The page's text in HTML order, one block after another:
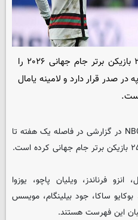
شبکه NBC Sports فهرست ۲۵ بازیکن برتر جام جهانی ۲۰۲۶ را
در صدر قرار دارد و لامینه یامال
؛ NBC در گزارشی در فاصله یک هفته تا
فرناندز، ویلیان پاچو، یوزوا
بوکایو ساکا، جود بیلینگام، مویسس
این فهرست هستند.